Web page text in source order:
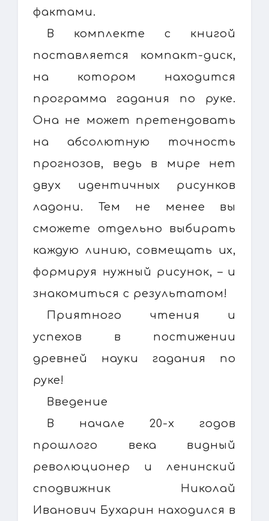
фактами.
В комплекте с книгой
поставляется компакт-диск,
на котором находится
программа гадания по руке.
Она не может претендовать
на абсолютную точность
прогнозов, ведь в мире нет
двух идентичных рисунков
ладони. Тем не менее вы
сможете отдельно выбирать
каждую линию, совмещать их,
формируя нужный рисунок, – и
знакомиться с результатом!
Приятного чтения и
успехов в постижении
древней науки гадания по
руке!
Введение
В начале 20-х годов
прошлого века видный
революционер и ленинский
сподвижник Николай
Иванович Бухарин находился в